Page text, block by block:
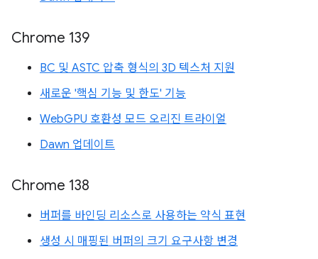
Chrome 139
BC 및 ASTC 압축 형식의 3D 텍스처 지원
새로운 '핵심 기능 및 한도' 기능
WebGPU 호환성 모드 오리진 트라이얼
Dawn 업데이트
Chrome 138
버퍼를 바인딩 리소스로 사용하는 약식 표현
생성 시 매핑된 버퍼의 크기 요구사항 변경